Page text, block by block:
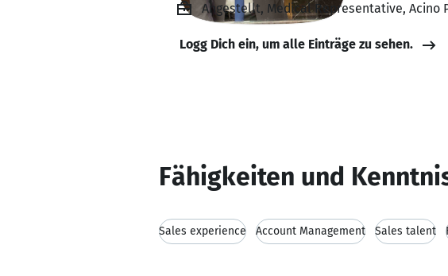
Angestellt, Medical Representative, Acino
Logg Dich ein, um alle Einträge zu sehen.
Fähigkeiten und
Sales experience Account Management Sales talent